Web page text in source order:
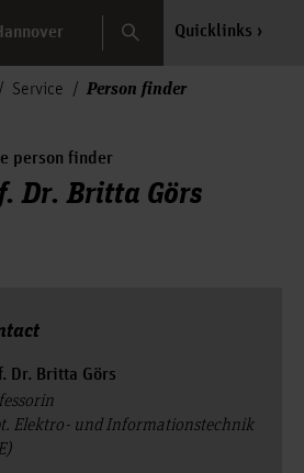
Search Quicklinks
Service Person finder
person finder
Dr. Britta Görs
Dr. Britta Görs
Elektro- und Informationstechnik